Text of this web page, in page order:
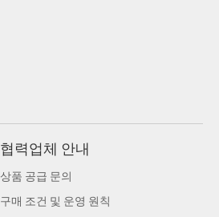
협력업체 안내
상품 공급 문의
구매 조건 및 운영 원칙